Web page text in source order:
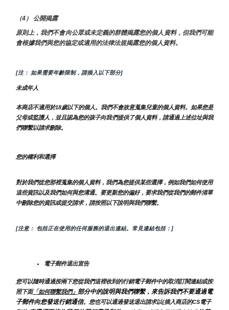
（4） 公開揭露
原則上，我們不會向公眾或未定義的群體揭露您的個人資料，但我們可能
會根據我們與您的協定或適用的法律法規揭露您的個人資料。
[注： 如果需要年齡限制，請插入以下部分]
未成年人
本商店不適用於18歲以下的個人。我們不會故意蒐集兒童的個人資料。如果您是
父母或監護人，並且認為您的孩子向我們提供了個人資料，請通過上述位址與我
們聯繫以請求刪除。
您的權利和選擇
對於我們從您那裡蒐集的個人資料，我們為您提供某些選擇，例如我們如何使用
這些資訊以及我們如何與您溝通。要更新您的偏好，要求我們從我們的郵件清單
中刪除您的資訊或提交請求，請按照以下說明與我們聯繫。
[注意： 包括正在使用的任何服務的退出連結。常見連結包括：]
電子郵件退出宣告
您可以隨時通過按兩下您從我們這裡收到的行銷電子郵件中的取消訂閱連結或按
照下面「如何聯繫我們」 部分中的說明與我們聯繫，來告訴我們不要通過電
子郵件向您發送行銷通信。您也可以通過發送退出請求以{插入商店的CS電子